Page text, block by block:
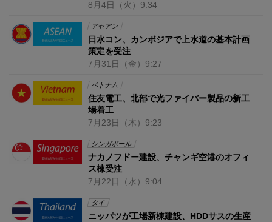
8月4日 （火） 9:34
アセアン
日水コン、カンボジアで上水道の基本計画
策定を受注
7月31日 （金） 9:27
ベトナム
住友電工、北部で光ファイバー製品の新工
場着工
7月23日 （木） 9:23
シンガポール
ナカノフドー建設、チャンギ空港のオフィ
ス棟受注
7月22日 （水） 9:04
タイ
ニッパツが工場新棟建設、HDDサスの生産